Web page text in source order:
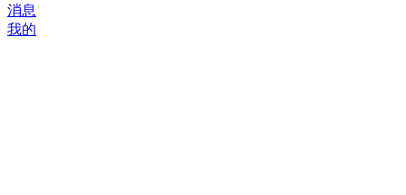
消息
我的